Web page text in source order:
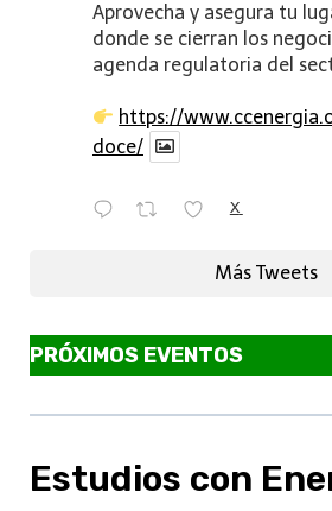
Aprovecha y asegura tu
donde se cierran los
agenda regulatoria del
https://
doce/
X
Más Tweets
PRÓXIMOS EVENTOS
Estudios con